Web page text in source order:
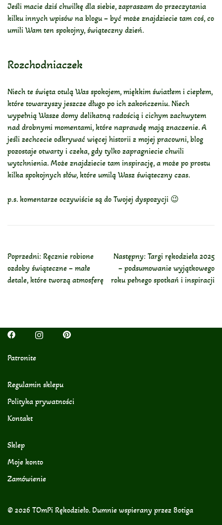
Jeśli macie dziś chwilkę dla siebie, zapraszam do przeczytania
kilku innych wpisów na blogu – być może znajdziecie tam coś, co
umili Wam ten spokojny, świąteczny dzień.
Rozchodniaczek
Niech te święta otulą Was spokojem, miękkim światłem i ciepłem,
które towarzyszy jeszcze długo po ich zakończeniu. Niech
wypełnią Wasze domy delikatną radością i cichym zachwytem
nad drobnymi momentami, które naprawdę mają znaczenie. A
jeśli zechcecie odkrywać więcej historii z mojej pracowni, blog
pozostaje otwarty i czeka, gdy tylko zapragniecie chwili
wytchnienia. Może znajdziecie tam inspirację, a może po prostu
kilka spokojnych słów, które umilą Wasz świąteczny czas.
p.s. komentarze oczywiście są do Twojej dyspozycji 😉
Nawigacja
Wpisu
Poprzedni: Ręcznie robione
ozdoby świąteczne – małe
detale, które tworzą atmosferę
Następny: Targi rękodzieła 2025
– podsumowanie wyjątkowego
roku pełnego spotkań i inspiracji
Patronite
Regulamin sklepu
Polityka prywatności
Kontakt
Sklep
Moje konto
Zamówienie
© 2026 TOmPi Rękodzieło. Dumnie wspierany przez Botiga